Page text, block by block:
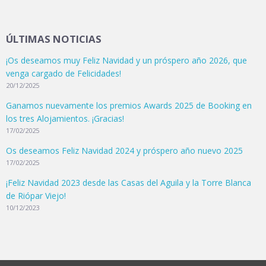
ÚLTIMAS NOTICIAS
¡Os deseamos muy Feliz Navidad y un próspero año 2026, que
venga cargado de Felicidades!
20/12/2025
Ganamos nuevamente los premios Awards 2025 de Booking en
los tres Alojamientos. ¡Gracias!
17/02/2025
Os deseamos Feliz Navidad 2024 y próspero año nuevo 2025
17/02/2025
¡Feliz Navidad 2023 desde las Casas del Águila y la Torre Blanca
de Riópar Viejo!
10/12/2023